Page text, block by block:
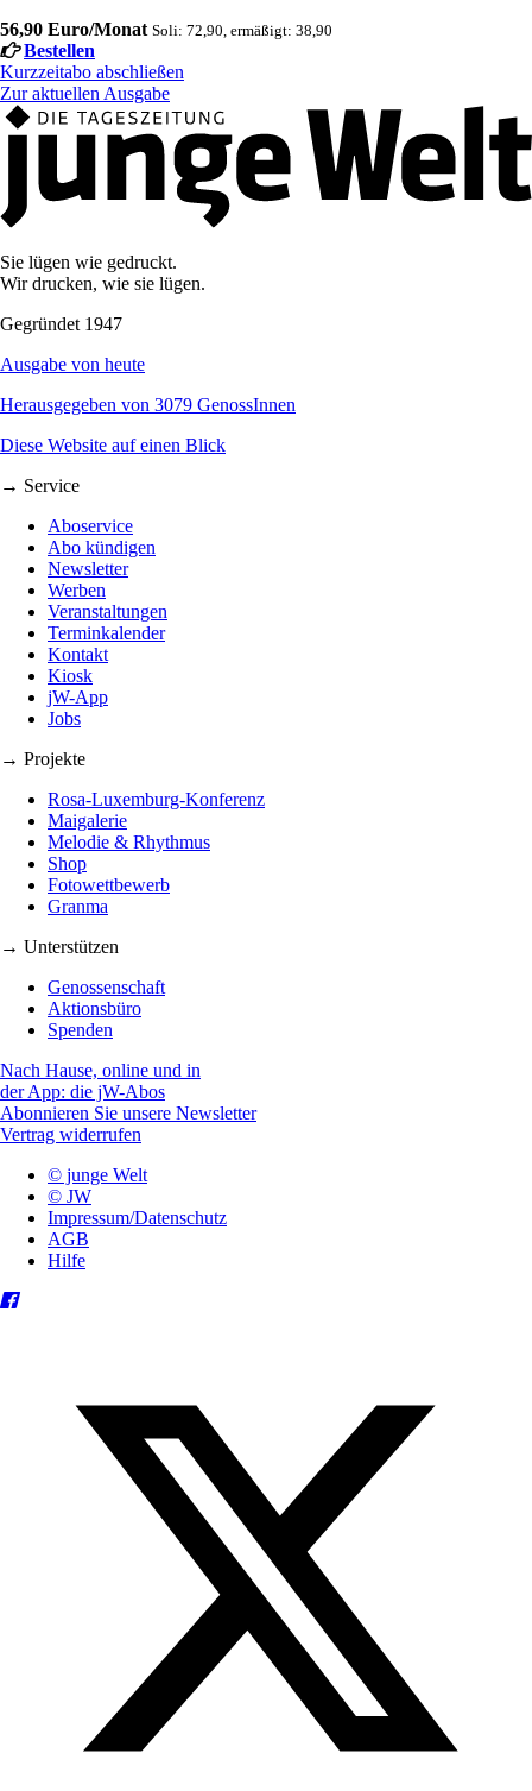
56,90 Euro/Monat Soli: 72,90, ermäßigt: 38,90
Bestellen
Kurzzeitabo abschließen
Zur aktuellen Ausgabe
Sie lügen wie gedruckt.
Wir drucken, wie sie lügen.
Gegründet 1947
Ausgabe von heute
Herausgegeben von 3079 GenossInnen
Diese Website auf einen Blick
→ Service
Aboservice
Abo kündigen
Newsletter
Werben
Veranstaltungen
Terminkalender
Kontakt
Kiosk
jW-App
Jobs
→ Projekte
Rosa-Luxemburg-Konferenz
Maigalerie
Melodie & Rhythmus
Shop
Fotowettbewerb
Granma
→ Unterstützen
Genossenschaft
Aktionsbüro
Spenden
Nach Hause, online und in
der App: die jW-Abos
Abonnieren Sie unsere Newsletter
Vertrag widerrufen
© junge Welt
© JW
Impressum/Datenschutz
AGB
Hilfe